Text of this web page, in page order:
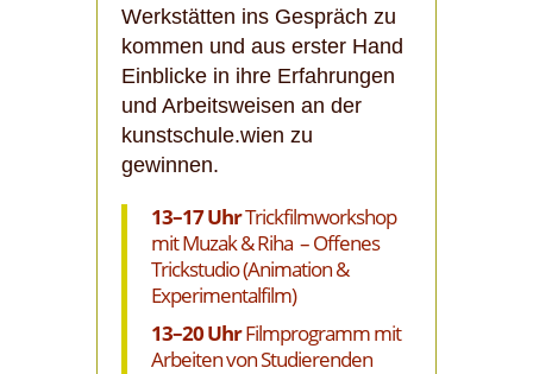
Werkstätten ins Gespräch zu
kommen und aus erster Hand
Einblicke in ihre Erfahrungen
und Arbeitsweisen an der
kunstschule.wien zu
gewinnen.
13–17 UhrTrickfilmworkshop
mit Muzak & Riha – Offenes
Trickstudio (Animation &
Experimentalfilm)
13–20 UhrFilmprogramm mit
Arbeiten von Studierenden